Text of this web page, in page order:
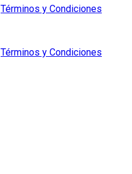
Términos y Condiciones
Términos y Condiciones